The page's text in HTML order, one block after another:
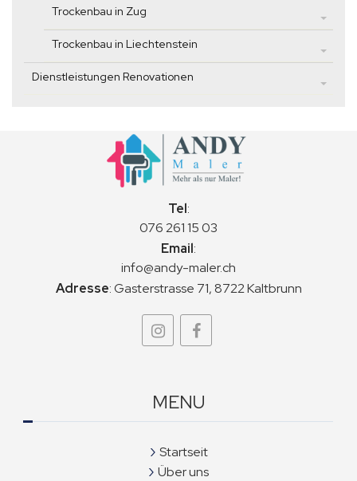
Trockenbau in Zug
Trockenbau in Liechtenstein
Dienstleistungen Renovationen
Tel:
076 261 15 03
Email:
info@andy-maler.ch
Adresse:Gasterstrasse 71, 8722 Kaltbrunn
MENU
Startseit
Über uns